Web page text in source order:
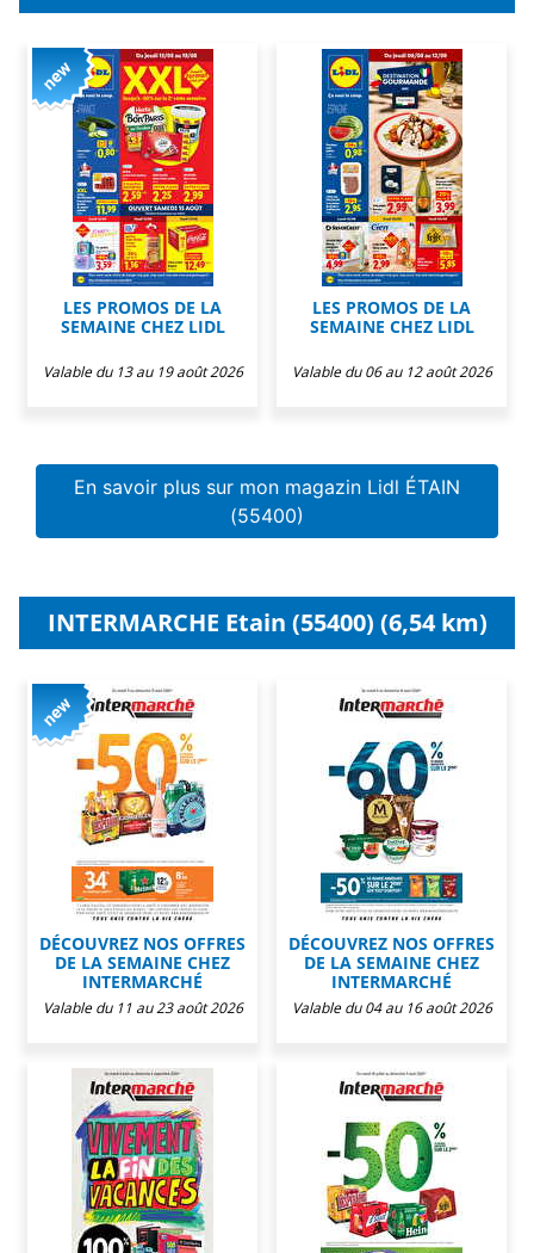
LES PROMOS DE LA
SEMAINE CHEZ LIDL
Valable du 13 au 19 août 2026
LES PROMOS DE LA
SEMAINE CHEZ LIDL
Valable du 06 au 12 août 2026
En savoir plus sur mon magazin Lidl ÉTAIN
(55400)
INTERMARCHE Etain (55400) (6,54 km)
DÉCOUVREZ NOS OFFRES
DE LA SEMAINE CHEZ
INTERMARCHÉ
Valable du 11 au 23 août 2026
DÉCOUVREZ NOS OFFRES
DE LA SEMAINE CHEZ
INTERMARCHÉ
Valable du 04 au 16 août 2026